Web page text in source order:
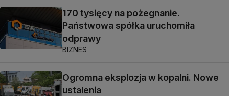
170 tysięcy na pożegnanie.
Państwowa spółka uruchomiła
odprawy
BIZNES
Ogromna eksplozja w kopalni. Nowe
ustalenia